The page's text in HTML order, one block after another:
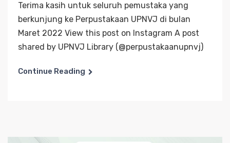
Terima kasih untuk seluruh pemustaka yang
berkunjung ke Perpustakaan UPNVJ di bulan
Maret 2022 View this post on Instagram A post
shared by UPNVJ Library (@perpustakaanupnvj)
Continue Reading